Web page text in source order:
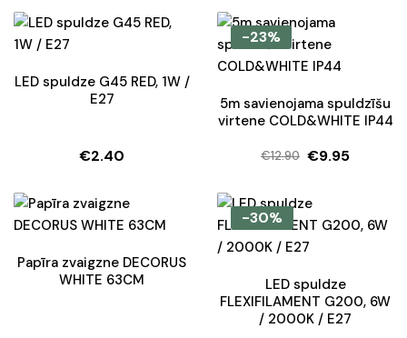
LED spuldze G45 RED, 1W /
E27
€2.40
-23%
5m savienojama spuldzīšu
virtene COLD&WHITE IP44
€12.90
Original
was:
€12.90.
€9.95
Current
is:
€9.95.
Papīra zvaigzne DECORUS
WHITE 63CM
-30%
LED spuldze
FLEXIFILAMENT G200, 6W
/ 2000K / E27